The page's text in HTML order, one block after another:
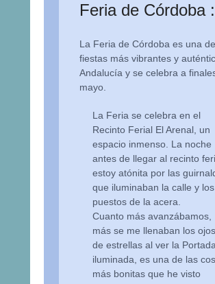
Feria de Córdoba :
La Feria de Córdoba es una
fiestas más vibrantes y
Andalucía y se celebra a
mayo.
La Feria se celebra en el
Recinto Ferial El Arenal, un
espacio inmenso. La noche
antes de llegar al recinto
estoy atónita por las
que iluminaban la calle y los
puestos de la acera.
Cuanto más avanzábamos,
más se me llenaban los ojos
de estrellas al ver la Portada
iluminada, es una de las
más bonitas que he visto